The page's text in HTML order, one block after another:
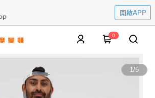
開啟APP
0
1/5